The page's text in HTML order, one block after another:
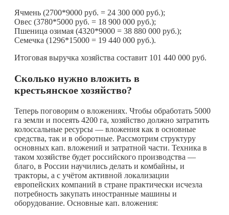
Ячмень (2700*9000 руб. = 24 300 000 руб.);
Овес (3780*5000 руб. = 18 900 000 руб.);
Пшеница озимая (4320*9000 = 38 880 000 руб.);
Семечка (1296*15000 = 19 440 000 руб.).
Итоговая выручка хозяйства составит 101 440 000 руб.
Сколько нужно вложить в
крестьянское хозяйство?
Теперь поговорим о вложениях. Чтобы обработать 5000
га земли и посеять 4200 га, хозяйство должно затратить
колоссальные ресурсы — вложения как в основные
средства, так и в оборотные. Рассмотрим структуру
основных кап. вложений и затратной части. Техника в
таком хозяйстве будет российского производства —
благо, в России научились делать и комбайны, и
тракторы, а с учётом активной локализации
европейских компаний в стране практически исчезла
потребность закупать иностранные машины и
оборудование. Основные кап. вложения: